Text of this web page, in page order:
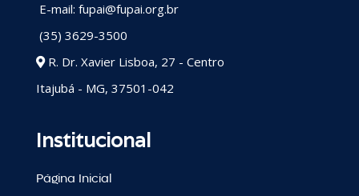
E-mail: fupai@fupai.org.br
(35) 3629-3500
R. Dr. Xavier Lisboa, 27 - Centro
Itajubá - MG, 37501-042
Institucional
Página Inicial